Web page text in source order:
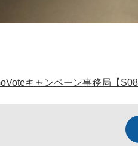
キャンペーン事務局【